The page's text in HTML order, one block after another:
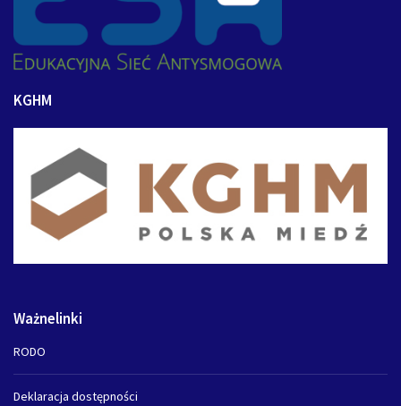
KGHM
Ważnelinki
RODO
Deklaracja dostępności